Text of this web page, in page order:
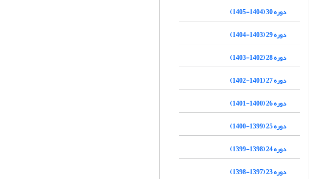
دوره 30 (1404-1405)
دوره 29 (1403-1404)
دوره 28 (1402-1403)
دوره 27 (1401-1402)
دوره 26 (1400-1401)
دوره 25 (1399-1400)
دوره 24 (1398-1399)
دوره 23 (1397-1398)